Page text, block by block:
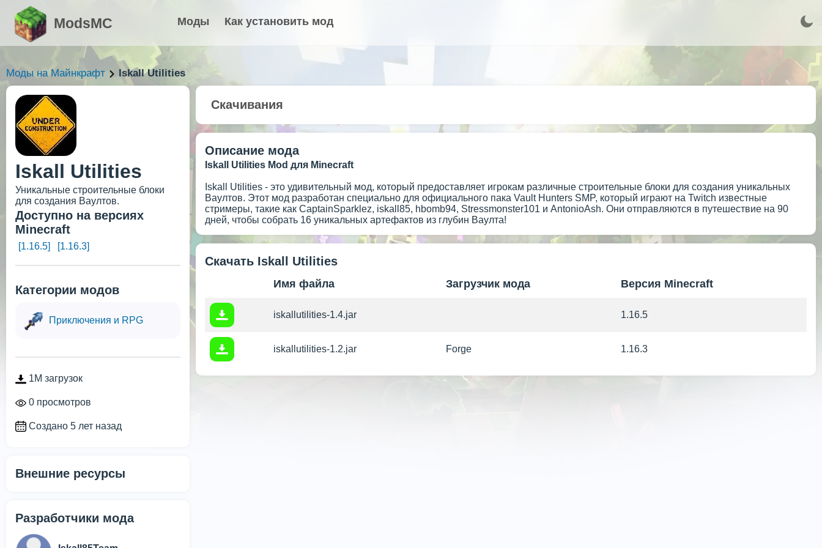
ModsMC Моды Как установить мод
Моды на Майнкрафт Iskall Utilities
Iskall Utilities
Уникальные строительные блоки
для создания Ваултов.
Доступно на версиях
Minecraft
[1.16.5] [1.16.3]
Категории модов
Приключения и RPG
1M загрузок
0 просмотров
Создано 5 лет назад
Внешние ресурсы
Разработчики мода
Скачивания
Описание мода
Iskall Utilities Mod для Minecraft
Iskall Utilities - это удивительный мод, который предоставляет игрокам различные строительные блоки для создания уникальных
Ваултов. Этот мод разработан специально для официального пака Vault Hunters SMP, который играют на Twitch известные
стримеры, такие как CaptainSparklez, iskall85, hbomb94, Stressmonster101 и AntonioAsh. Они отправляются в путешествие на 90
дней, чтобы собрать 16 уникальных артефактов из глубин Ваулта!
Скачать Iskall Utilities
Имя файла Загрузчик мода Версия Minecraft
iskallutilities-1.4.jar 1.16.5
iskallutilities-1.2.jar Forge 1.16.3